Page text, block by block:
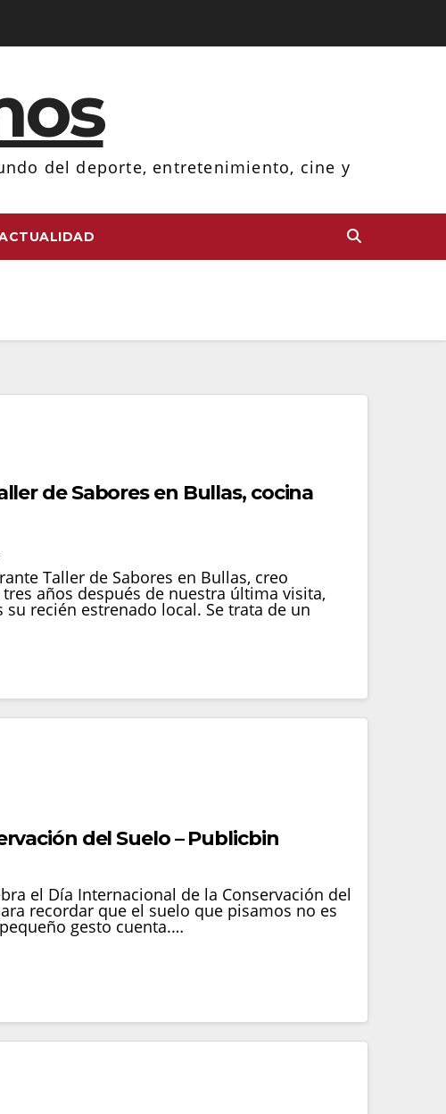
del deporte, entretenimiento, cine y
de Sabores en Bullas, cocina
Taller de Sabores en Bullas, creo
años después de nuestra última visita,
recién estrenado local. Se trata de un
del Suelo – Publicbin
el Día Internacional de la Conservación del
recordar que el suelo que pisamos no es
gesto cuenta.…